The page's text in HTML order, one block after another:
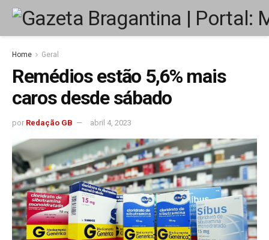
Home Geral
Remédios estão 5,6% mais
caros desde sábado
por Redação GB abril 4, 2023